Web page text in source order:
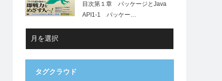
目次第１章 パッケージとJava
API1-1 パッケー…
タグクラウド